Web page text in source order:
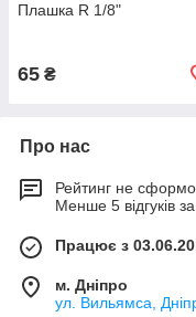
Плашка R 1/8"
65 ₴
Про нас
Рейтинг не
Менше 5 відгуків
Працює з
м. Дніпро
ул. Вильямса,